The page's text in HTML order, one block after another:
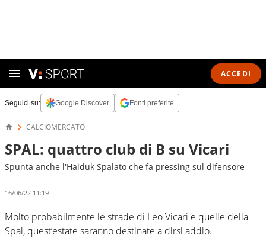
ACCEDI
Seguici su: Google Discover Fonti preferite
CALCIOMERCATO
SPAL: quattro club di B su Vicari
Spunta anche l'Haiduk Spalato che fa pressing sul difensore
16/06/22 11:19
Molto probabilmente le strade di Leo Vicari e quelle della
Spal, quest’estate saranno destinate a dirsi addio.